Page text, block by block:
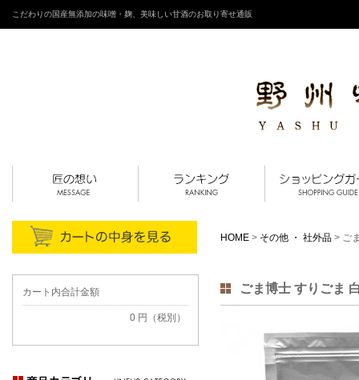
こだわりの国産無添加の味噌・麹、美味しい甘酒のお取り寄せ通販
HOME > その他 ・ 社外品 > ご
ごま博士 すりごま
カート内合計金額
0 円（税別）